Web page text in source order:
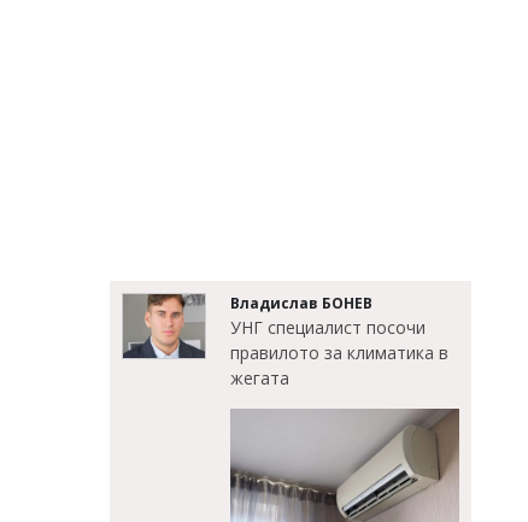
Владислав БОНЕВ
УНГ специалист посочи
правилото за климатика в
жегата